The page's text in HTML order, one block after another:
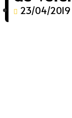
23/04/2019